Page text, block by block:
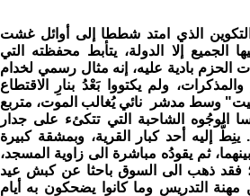
الذي امتد شططا إلى أوائل غشت
الجميع إلا الدولة، يتأبط محفظته التي
الحزم بادية عليه، إنه مثال رسمي لخدام
والمذكرات، ولم يكتووا بَعْدُ بنارِ الاقتطاع
وسط مدشر نائي يُغالب الموت، متربع
الشاحبة التي تتكئء على جدار
إليه أحد كبار القرية، وبمشقة كبيرة
ثم يقودُه مباشرة الى زاوية المسجد،
فقد ذهب الى السوق باحثا عن كبش عيد
التدريس وما كانوا يضحكون به أيام